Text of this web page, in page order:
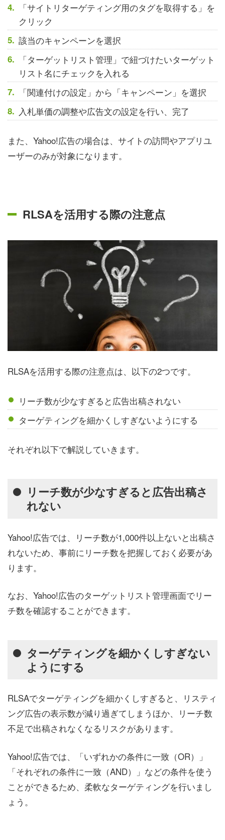
「サイトリターゲティング用のタグを取得する」を
クリック
該当のキャンペーンを選択
「ターゲットリスト管理」で紐づけたいターゲット
リスト名にチェックを入れる
「関連付けの設定」から「キャンペーン」を選択
入札単価の調整や広告文の設定を行い、完了
また、Yahoo!広告の場合は、サイトの訪問やアプリユ
ーザーのみが対象になります。
RLSAを活用する際の注意点
RLSAを活用する際の注意点は、以下の2つです。
リーチ数が少なすぎると広告出稿されない
ターゲティングを細かくしすぎないようにする
それぞれ以下で解説していきます。
リーチ数が少なすぎると広告出稿さ
れない
Yahoo!広告では、リーチ数が1,000件以上ないと出稿さ
れないため、事前にリーチ数を把握しておく必要があ
ります。
なお、Yahoo!広告のターゲットリスト管理画面でリー
チ数を確認することができます。
ターゲティングを細かくしすぎない
ようにする
RLSAでターゲティングを細かくしすぎると、リスティ
ング広告の表示数が減り過ぎてしまうほか、リーチ数
不足で出稿されなくなるリスクがあります。
Yahoo!広告では、「いずれかの条件に一致（OR）」
「それぞれの条件に一致（AND）」などの条件を使う
ことができるため、柔軟なターゲティングを行いまし
ょう。